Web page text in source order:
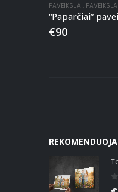
PAVEIKSLAI,
€90